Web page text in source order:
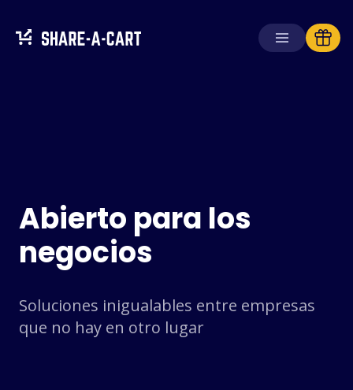
Para escuelas
Para empresas
Iniciar sesión
Abierto para los
negocios
Soluciones inigualables entre empresas
que no hay en otro lugar